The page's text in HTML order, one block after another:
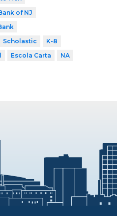
of NJ
Scholastic
K-8
Escola Carta
NA